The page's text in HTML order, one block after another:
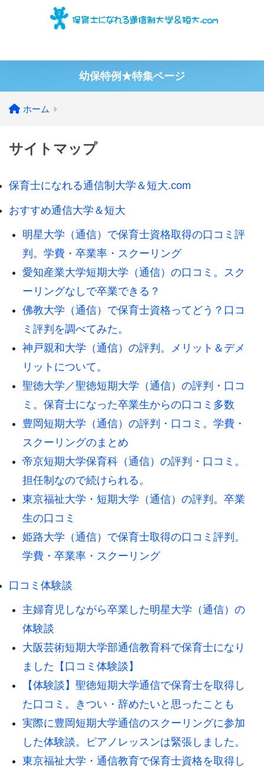
幼保特例★特集ページ
ホーム
サイトマップ
保育士になれる通信制大学＆短大.com
おすすめ通信大学＆短大
明星大学（通信）で保育士資格取得の口コミ評
判。学費・卒業率・スクーリング
愛知産業大学短期大学（通信）の口コミ。スク
ーリングなしで卒業できる？
佛教大学（通信）で保育士資格ってどう？口コ
ミ評判を調べてみた。
神戸親和大学（通信）の評判。メリット＆デメ
リットについて。
聖徳大学／聖徳短期大学（通信）の評判・口コ
ミ。保育士になった卒業生からの口コミ多数
豊岡短期大学（通信）の評判・口コミ。学費・
スクーリングのまとめ
帝京短期大学保育科（通信）の評判・口コミ。
担任制なので続けられる。
東京福祉大学・短期大学（通信）の評判。卒業
生の口コミ
姫路大学（通信）で保育士取得の口コミ評判。
学費・卒業率・スクーリング
口コミ体験談
主婦育児しながら卒業した明星大学（通信）の
体験談
大阪芸術短期大学部通信教育科で保育士になり
ました【口コミ体験談】
【体験談】聖徳短期大学通信で保育士を取得し
た口コミ。きつい・辞めたいと思ったことも
実際に豊岡短期大学通信のスクーリングに参加
した体験談。ピアノレッスンは緊張しました。
東京福祉大学・通信教育で保育士資格を取得し